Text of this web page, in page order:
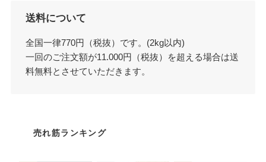
送料について
全国一律770円（税抜）です。(2kg以内)
一回のご注文額が11.000円（税抜）を超える場合は送
料無料とさせていただきます。
売れ筋ランキング